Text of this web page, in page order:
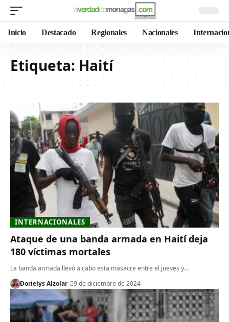
Inicio Destacado Regionales Nacionales
Etiqueta: Haití
INTERNACIONALES
Ataque de una banda armada en Haití deja
180 víctimas mortales
La banda armada llevó a cabo esta masacre entre el jueves y…
Dorielys Alzolar
9 de diciembre de 2024